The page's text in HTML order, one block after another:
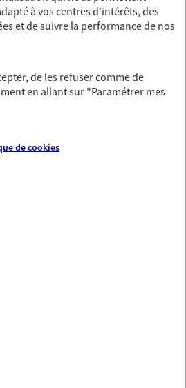
vos proches en cas
en optant pour les
temporaire totale de travail,
de santé ainsi que celles de
complémentaire santé qui
à vos centres d'intérêts, des
et de suivre la performance de nos
de les refuser comme de
en allant sur "Paramétrer mes
decookies